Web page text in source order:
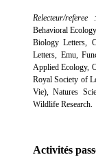
Relecteur/referee
Behavioral
Biology Letters,
Letters, Emu,
Applied Ecology,
Royal Society of
Vie), Natures
Wildlife Research.
Activités